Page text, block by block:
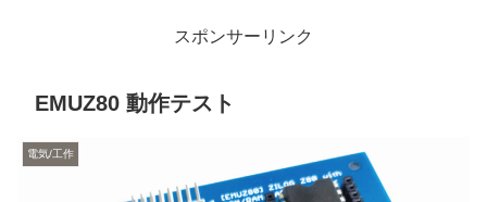
スポンサーリンク
EMUZ80 動作テスト
電気/工作